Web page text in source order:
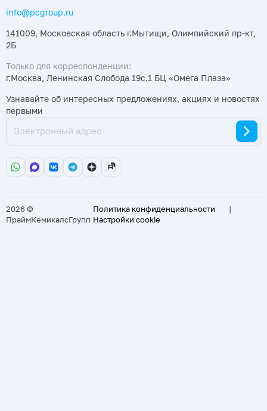
info@pcgroup.ru
141009, Московская область г.Мытищи, Олимпийский пр-кт,
2Б
Только для корреспонденции:
г.Москва, Ленинская Слобода 19с.1 БЦ «Омега Плаза»
Узнавайте об интересных предложениях, акциях и новостях
первыми
2026 ©
ПраймКемикалсГрупп
Политика конфиденциальности
|
Настройки cookie